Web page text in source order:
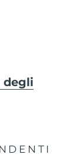
degli